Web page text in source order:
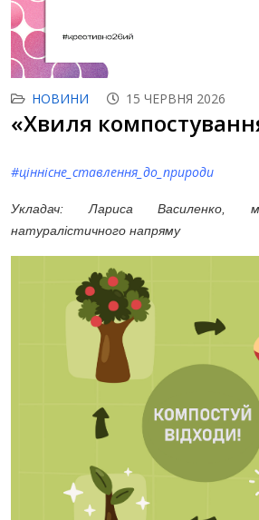
НОВИНИ 15 ЧЕРВНЯ 2026
«Хвиля
#ціннісне_ставлення_до_природи
Укладач: Лариса Василенко,
натуралістичного напряму